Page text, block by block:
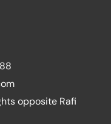
opposite Rafi